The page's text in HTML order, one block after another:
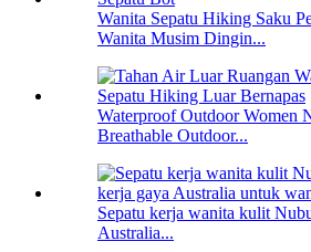
Wanita Sepatu Hiking Saku
Wanita Musim Dingin...
Waterproof Outdoor Women
Breathable Outdoor...
Sepatu kerja wanita kulit
Australia...